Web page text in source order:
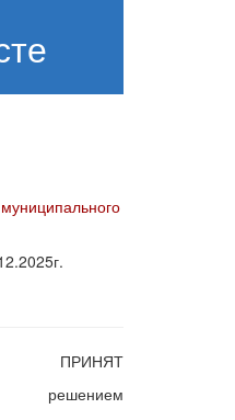
ПРИНЯТ
решением